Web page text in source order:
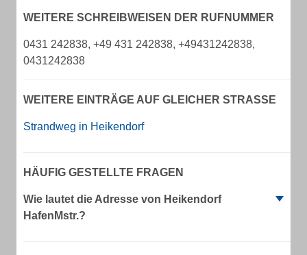
WEITERE SCHREIBWEISEN DER RUFNUMMER
0431 242838, +49 431 242838, +49431242838,
0431242838
WEITERE EINTRÄGE AUF GLEICHER STRASSE
Strandweg in Heikendorf
HÄUFIG GESTELLTE FRAGEN
Wie lautet die Adresse von Heikendorf
HafenMstr.?